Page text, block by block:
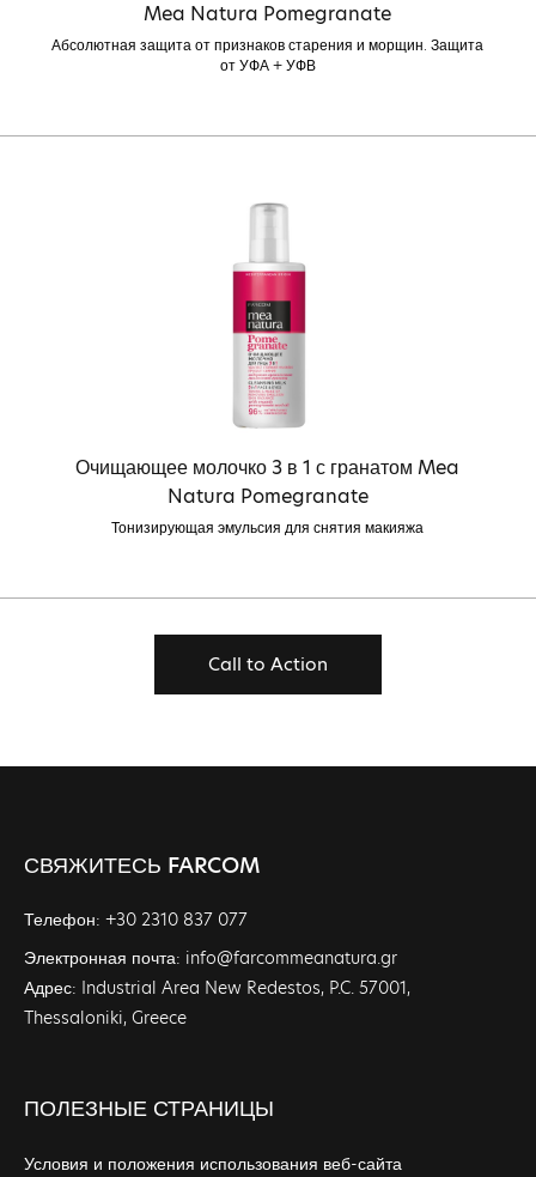
Mea Natura Pomegranate
Абсолютная защита от признаков старения и морщин. Защита
от УФА + УФВ
Очищающее молочко 3 в 1 с гранатом Mea
Natura Pomegranate
Тонизирующая эмульсия для снятия макияжа
Call to Action
СВЯЖИТЕСЬ FARCOM
Телефон: +30 2310 837 077
Электронная почта: info@farcommeanatura.gr
Адрес: Industrial Area New Redestos, P.C. 57001,
Thessaloniki, Greece
ПОЛЕЗНЫЕ СТРАНИЦЫ
Условия и положения использования веб-сайта